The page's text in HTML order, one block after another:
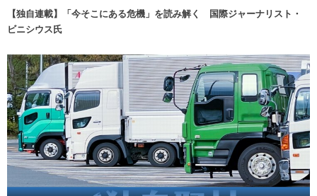
【独自連載】「今そこにある危機」を読み解く 国際ジャーナリスト・
ビニシウス氏